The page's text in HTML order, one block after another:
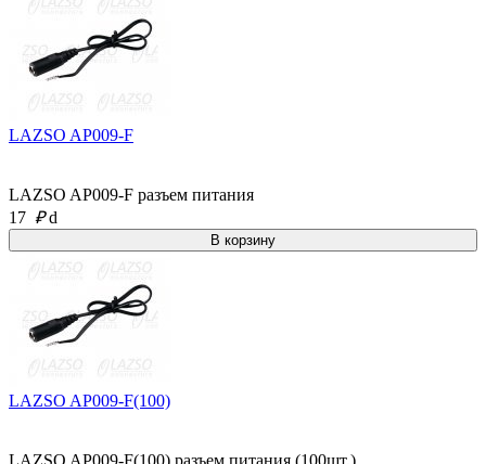
LAZSO AP009-F
LAZSO AP009-F разъем питания
17 ₽ d
LAZSO AP009-F(100)
LAZSO AP009-F(100) разъем питания (100шт.)